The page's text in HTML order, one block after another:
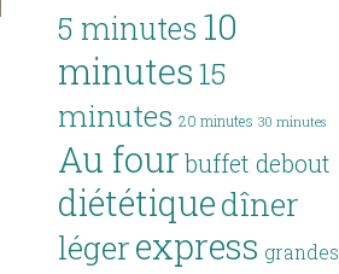
5 minutes 10
minutes15
minutes 20 minutes 30 minutes
Au four buffet debout
diététiquedîner
légerexpress grandes